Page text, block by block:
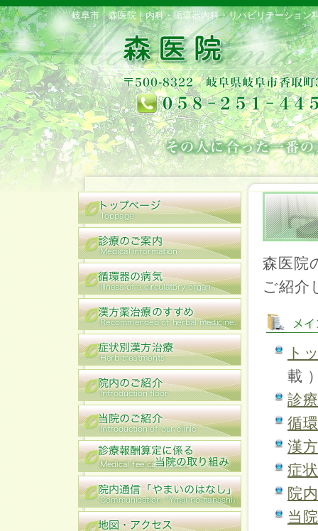
岐阜市｜森医院｜内科・循環器内科・リハビリテーション
森医院
ご紹介
ト
載
診
循
漢
症
院
当